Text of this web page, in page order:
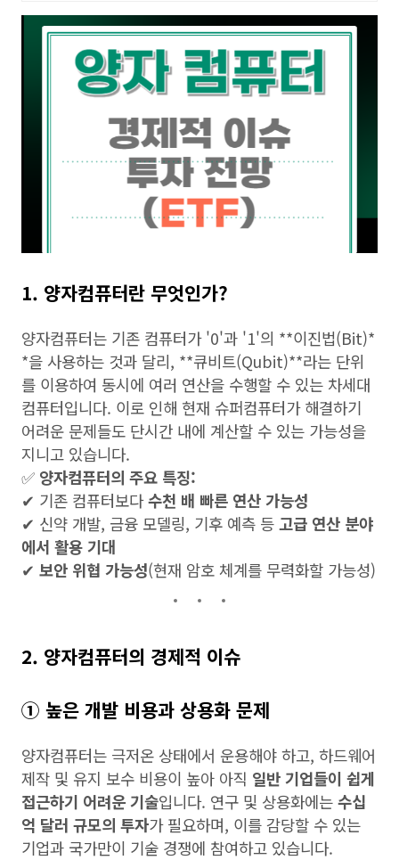
1. 양자컴퓨터란 무엇인가?
양자컴퓨터는 기존 컴퓨터가 '0'과 '1'의 **이진법(Bit)*
*을 사용하는 것과 달리, **큐비트(Qubit)**라는 단위
를 이용하여 동시에 여러 연산을 수행할 수 있는 차세대
컴퓨터입니다. 이로 인해 현재 슈퍼컴퓨터가 해결하기
어려운 문제들도 단시간 내에 계산할 수 있는 가능성을
지니고 있습니다.
✅ 양자컴퓨터의 주요 특징:
✔ 기존 컴퓨터보다수천 배 빠른 연산 가능성
✔ 신약 개발, 금융 모델링, 기후 예측 등고급 연산 분야
에서 활용 기대
✔ 보안 위협 가능성(현재 암호 체계를 무력화할 가능성)
2. 양자컴퓨터의 경제적 이슈
① 높은 개발 비용과 상용화 문제
양자컴퓨터는 극저온 상태에서 운용해야 하고, 하드웨어
제작 및 유지 보수 비용이 높아 아직 일반 기업들이 쉽게
접근하기 어려운 기술입니다. 연구 및 상용화에는수십
억 달러 규모의 투자가 필요하며, 이를 감당할 수 있는
기업과 국가만이 기술 경쟁에 참여하고 있습니다.